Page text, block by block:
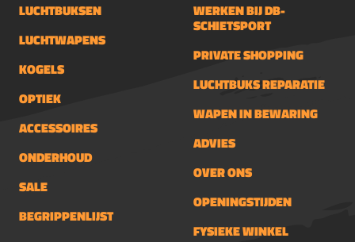
LUCHTBUKSEN
LUCHTWAPENS
KOGELS
OPTIEK
ACCESSOIRES
ONDERHOUD
SALE
BEGRIPPENLIJST
WERKEN BIJ DB-
SCHIETSPORT
PRIVATE SHOPPING
LUCHTBUKS REPARATIE
WAPEN IN BEWARING
ADVIES
OVER ONS
OPENINGSTIJDEN
FYSIEKE WINKEL